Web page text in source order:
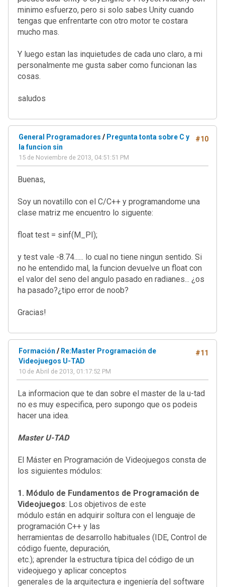
minimo esfuerzo, pero si solo sabes Unity cuando
tengas que enfrentarte con otro motor te costara
mucho mas.
Y luego estan las inquietudes de cada uno claro, a mi
personalmente me gusta saber como funcionan las
cosas.
saludos
#10
General Programadores / Pregunta tonta sobre C y
la funcion sin
15 de Noviembre de 2013, 04:51:51 PM
Buenas,
Soy un novatillo con el C/C++ y programandome una
clase matriz me encuentro lo siguente:
float test = sinf(M_PI);
y test vale -8.74...... lo cual no tiene ningun sentido. Si
no he entendido mal, la funcion devuelve un float con
el valor del seno del angulo pasado en radianes... ¿os
ha pasado?¿tipo error de noob?
Gracias!
#11
Formación / Re:Master Programación de
Videojuegos U-TAD
10 de Abril de 2013, 01:17:52 PM
La informacion que te dan sobre el master de la u-tad
no es muy especifica, pero supongo que os podeis
hacer una idea.
Master U-TAD
El Máster en Programación de Videojuegos consta de
los siguientes módulos:
1. Módulo de Fundamentos de Programación de
Videojuegos: Los objetivos de este
módulo están en adquirir soltura con el lenguaje de
programación C++ y las
herramientas de desarrollo habituales (IDE, Control de
código fuente, depuración,
etc.); aprender la estructura típica del código de un
videojuego y aplicar conceptos
generales de la arquitectura e ingeniería del software